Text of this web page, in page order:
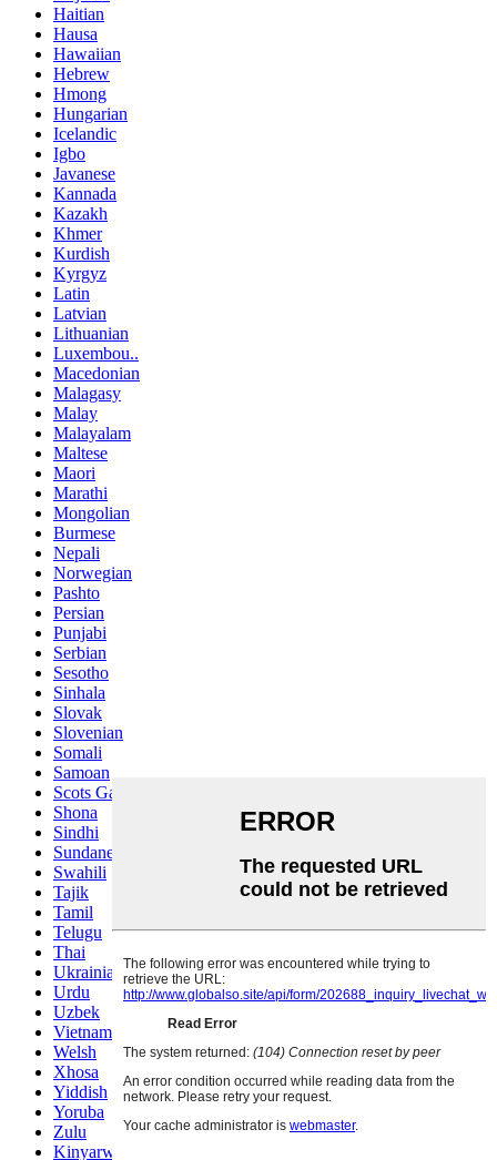
Haitian
Hausa
Hawaiian
Hebrew
Hmong
Hungarian
Icelandic
Igbo
Javanese
Kannada
Kazakh
Khmer
Kurdish
Kyrgyz
Latin
Latvian
Lithuanian
Luxembou..
Macedonian
Malagasy
Malay
Malayalam
Maltese
Maori
Marathi
Mongolian
Burmese
Nepali
Norwegian
Pashto
Persian
Punjabi
Serbian
Sesotho
Sinhala
Slovak
Slovenian
Somali
Samoan
Scots Gaelic
Shona
Sindhi
Sundanese
Swahili
Tajik
Tamil
Telugu
Thai
Ukrainian
Urdu
Uzbek
Vietnamese
Welsh
Xhosa
Yiddish
Yoruba
Zulu
Kinyarwanda